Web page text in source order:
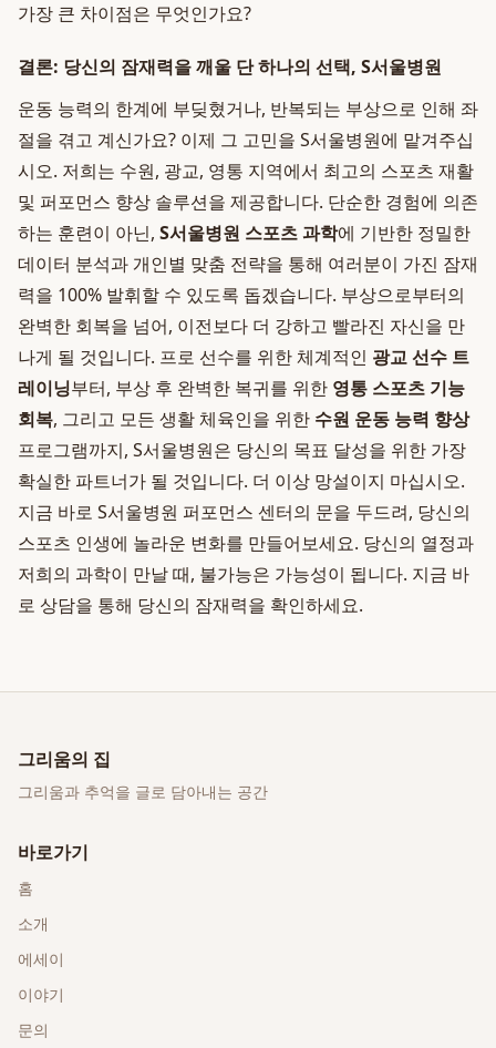
가장 큰 차이점은 무엇인가요?
결론: 당신의 잠재력을 깨울 단 하나의 선택, S서울병원
운동 능력의 한계에 부딪혔거나, 반복되는 부상으로 인해 좌
절을 겪고 계신가요? 이제 그 고민을 S서울병원에 맡겨주십
시오. 저희는 수원, 광교, 영통 지역에서 최고의 스포츠 재활
및 퍼포먼스 향상 솔루션을 제공합니다. 단순한 경험에 의존
하는 훈련이 아닌, S서울병원 스포츠 과학에 기반한 정밀한
데이터 분석과 개인별 맞춤 전략을 통해 여러분이 가진 잠재
력을 100% 발휘할 수 있도록 돕겠습니다. 부상으로부터의
완벽한 회복을 넘어, 이전보다 더 강하고 빨라진 자신을 만
나게 될 것입니다. 프로 선수를 위한 체계적인 광교 선수 트
레이닝부터, 부상 후 완벽한 복귀를 위한 영통 스포츠 기능
회복, 그리고 모든 생활 체육인을 위한 수원 운동 능력 향상
프로그램까지, S서울병원은 당신의 목표 달성을 위한 가장
확실한 파트너가 될 것입니다. 더 이상 망설이지 마십시오.
지금 바로 S서울병원 퍼포먼스 센터의 문을 두드려, 당신의
스포츠 인생에 놀라운 변화를 만들어보세요. 당신의 열정과
저희의 과학이 만날 때, 불가능은 가능성이 됩니다. 지금 바
로 상담을 통해 당신의 잠재력을 확인하세요.
그리움의 집
그리움과 추억을 글로 담아내는 공간
바로가기
홈
소개
에세이
이야기
문의